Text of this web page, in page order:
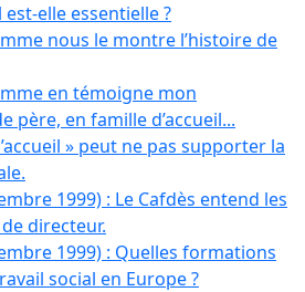
elle essentielle ?
nous le montre l’histoire de
en témoigne mon
père, en famille d’accueil...
» peut ne pas supporter la
1999) : Le Cafdès entend les
directeur.
1999) : Quelles formations
social en Europe ?